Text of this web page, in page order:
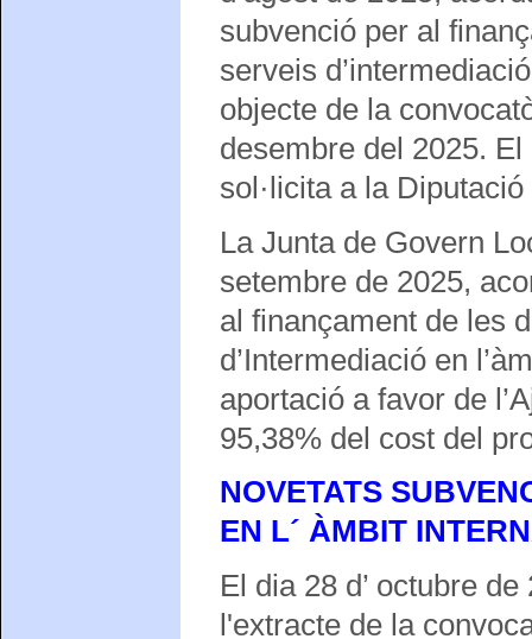
subvenció per al
serveis
objecte de la
desembre del 2025.
sol·licita a la
La Junta de Govern
setembre de 2025,
al finançament de les
d’Intermediació en
aportació a favor de
95,38% del cost del
NOVETATS
EN L´ ÀMBIT
El dia 28 d’ octubre
l'extracte de la